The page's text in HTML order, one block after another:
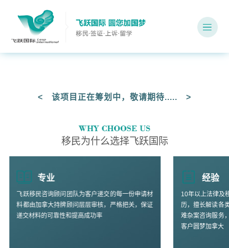
< 该项目正在筹划中，敬请期待..... >
移民为什么选择飞跃国际
专业
飞跃移民咨询顾问团队为客户递交的每一份申请材
料都由加拿大持牌顾问层层审核，严格把关，保证
递交材料的可靠性和提高成功率
经验
10年以上法律及
历，擅长解读各
难杂案咨询服务
客户圆梦加拿大